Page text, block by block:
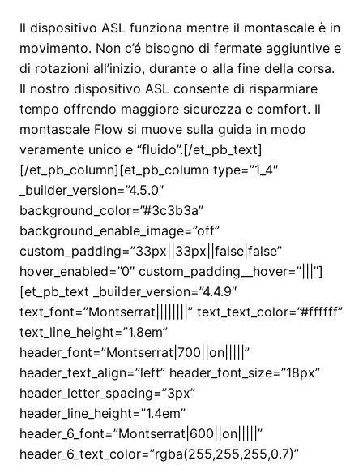
Il dispositivo ASL funziona mentre il montascale è in
movimento. Non c’é bisogno di fermate aggiuntive e
di rotazioni all’inizio, durante o alla fine della corsa.
Il nostro dispositivo ASL consente di risparmiare
tempo offrendo maggiore sicurezza e comfort. Il
montascale Flow si muove sulla guida in modo
veramente unico e “fluido”.[/et_pb_text]
[/et_pb_column][et_pb_column type=”1_4″
_builder_version=”4.5.0″
background_color=”#3c3b3a”
background_enable_image=”off”
custom_padding=”33px||33px||false|false”
hover_enabled=”0″ custom_padding__hover=”|||”]
[et_pb_text _builder_version=”4.4.9″
text_font=”Montserrat||||||||” text_text_color=”#ffffff”
text_line_height=”1.8em”
header_font=”Montserrat|700||on|||||”
header_text_align=”left” header_font_size=”18px”
header_letter_spacing=”3px”
header_line_height=”1.4em”
header_6_font=”Montserrat|600||on|||||”
header_6_text_color=”rgba(255,255,255,0.7)”